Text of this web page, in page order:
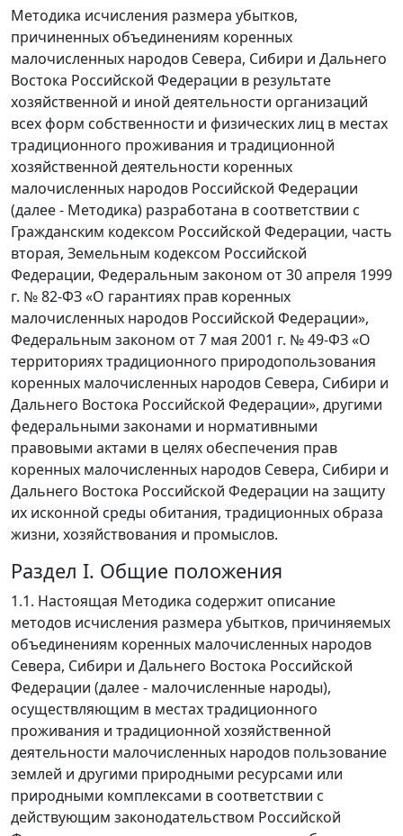
Методика исчисления размера убытков,
причиненных объединениям коренных
малочисленных народов Севера, Сибири и Дальнего
Востока Российской Федерации в результате
хозяйственной и иной деятельности организаций
всех форм собственности и физических лиц в местах
традиционного проживания и традиционной
хозяйственной деятельности коренных
малочисленных народов Российской Федерации
(далее - Методика) разработана в соответствии с
Гражданским кодексом Российской Федерации, часть
вторая, Земельным кодексом Российской
Федерации, Федеральным законом от 30 апреля 1999
г. № 82-ФЗ «О гарантиях прав коренных
малочисленных народов Российской Федерации»,
Федеральным законом от 7 мая 2001 г. № 49-ФЗ «О
территориях традиционного природопользования
коренных малочисленных народов Севера, Сибири и
Дальнего Востока Российской Федерации», другими
федеральными законами и нормативными
правовыми актами в целях обеспечения прав
коренных малочисленных народов Севера, Сибири и
Дальнего Востока Российской Федерации на защиту
их исконной среды обитания, традиционных образа
жизни, хозяйствования и промыслов.
Раздел I. Общие положения
1.1. Настоящая Методика содержит описание
методов исчисления размера убытков, причиняемых
объединениям коренных малочисленных народов
Севера, Сибири и Дальнего Востока Российской
Федерации (далее - малочисленные народы),
осуществляющим в местах традиционного
проживания и традиционной хозяйственной
деятельности малочисленных народов пользование
землей и другими природными ресурсами или
природными комплексами в соответствии с
действующим законодательством Российской